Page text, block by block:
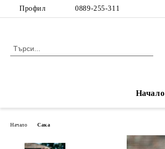
Профил 0889-255-311
Начало
Начало Сака